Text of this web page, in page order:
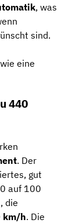
, was
sind.
eine
440
. Der
gut
auf 100
, die
km/h. Die